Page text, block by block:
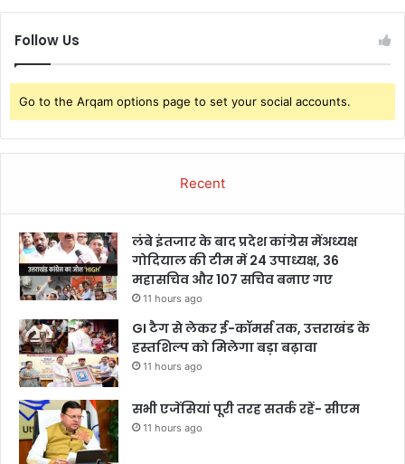
Follow Us
Go to the Arqam options page to set your social accounts.
Recent
लंबे इंतजार के बाद प्रदेश कांग्रेस मेंअध्यक्ष
गोदियाल की टीम में 24 उपाध्यक्ष, 36
महासचिव और 107 सचिव बनाए गए
11 hours ago
GI टैग से लेकर ई-कॉमर्स तक, उत्तराखंड के
हस्तशिल्प को मिलेगा बड़ा बढ़ावा
11 hours ago
सभी एजेंसियां पूरी तरह सतर्क रहें- सीएम
11 hours ago